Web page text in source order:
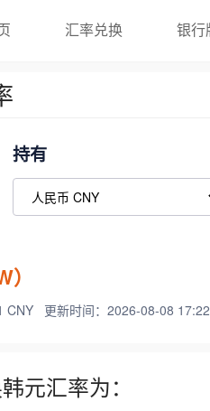
汇率兑换 银行
持有
CNY 更新时间：2026-08-08
元汇率为：